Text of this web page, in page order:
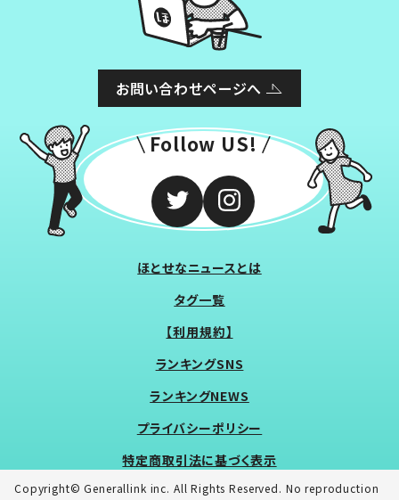
お問い合わせページへ
Follow US!
ほとせなニュースとは
タグ一覧
【利用規約】
ランキングSNS
ランキングNEWS
プライバシーポリシー
特定商取引法に基づく表示
Copyright© Generallink inc. All Rights Reserved. No reproduction